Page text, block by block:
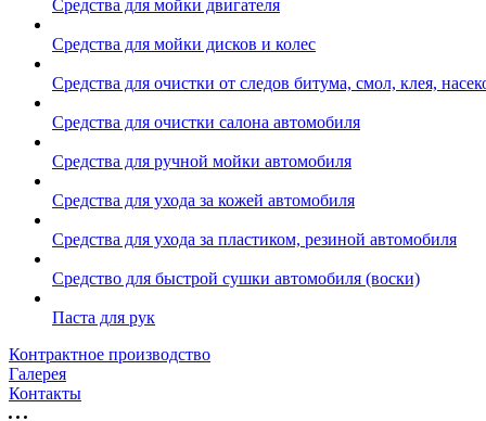
Средства для мойки двигателя
Средства для мойки дисков и колес
Средства для очистки от следов битума, смол, клея,
Средства для очистки салона автомобиля
Средства для ручной мойки автомобиля
Средства для ухода за кожей автомобиля
Средства для ухода за пластиком, резиной автомобиля
Средство для быстрой сушки автомобиля (воски)
Паста для рук
Контрактное производство
Галерея
Контакты